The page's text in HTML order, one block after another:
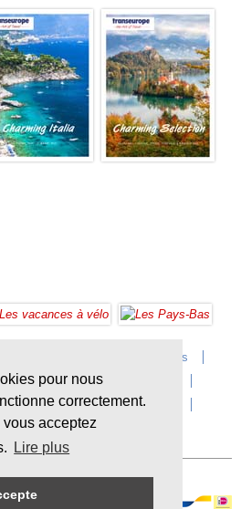
pour nous
correctement.
acceptez
Lire plus
Postes vacants
Agences
Assurances
privacy
Durabilité